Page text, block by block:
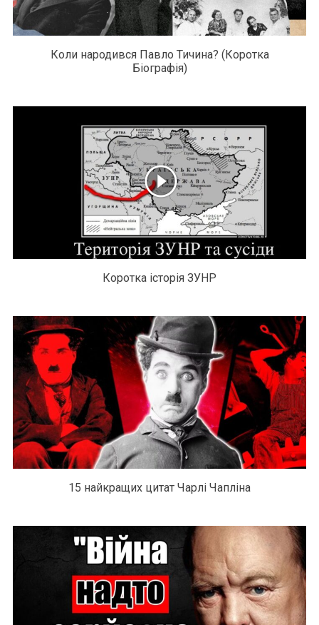
Коли народився Павло Тичина? (Коротка
Біографія)
Коротка історія ЗУНР
15 найкращих цитат Чарлі Чапліна